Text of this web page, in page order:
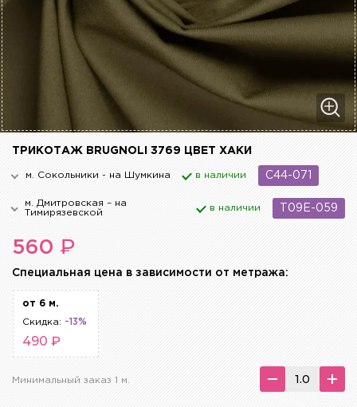
ТРИКОТАЖ BRUGNOLI 3769 ЦВЕТ ХАКИ
м. Сокольники - на Шумкина в наличии C44-071
м. Дмитровская – на
Тимирязевской
в наличии T09E-059
560 ₽
Cпециальная цена в зависимости от метража:
от 6 м.
Скидка: -13%
490 ₽
Минимальный заказ 1 м.